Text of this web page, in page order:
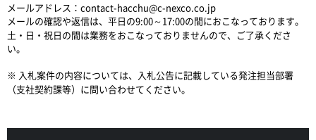
メールアドレス：contact-hacchu@c-nexco.co.jp
メールの確認や返信は、平日の9:00～17:00の間におこなっております。
土・日・祝日の間は業務をおこなっておりませんので、ご了承くださ
い。
※ 入札案件の内容については、入札公告に記載している発注担当部署
（支社契約課等）に問い合わせてください。